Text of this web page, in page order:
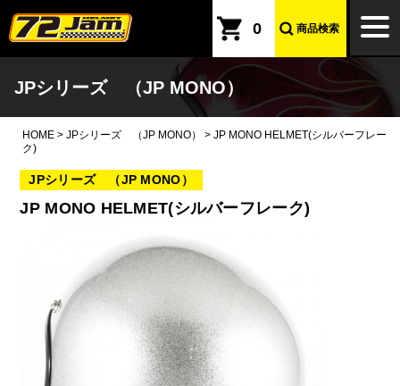
本文へ
0 商品検索
JPシリーズ （JP MONO）
HOME > JPシリーズ （JP MONO） > JP MONO HELMET(シルバーフレー
ク)
JPシリーズ （JP MONO）
JP MONO HELMET(シルバーフレーク)